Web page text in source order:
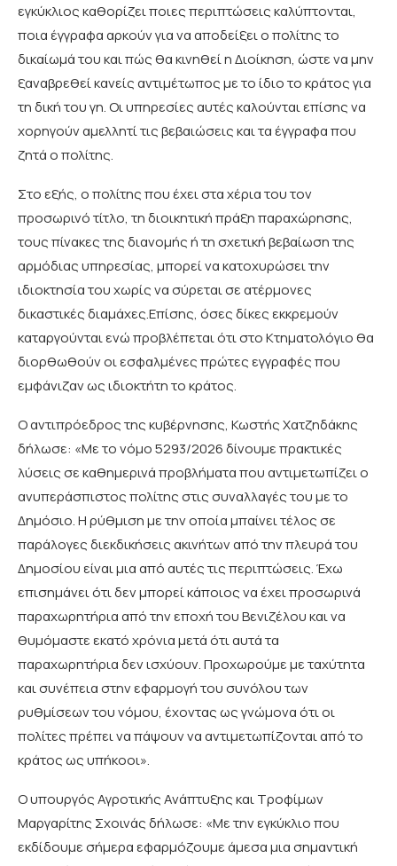
εγκύκλιος καθορίζει ποιες περιπτώσεις καλύπτονται,
ποια έγγραφα αρκούν για να αποδείξει ο πολίτης το
δικαίωμά του και πώς θα κινηθεί η Διοίκηση, ώστε να μην
ξαναβρεθεί κανείς αντιμέτωπος με το ίδιο το κράτος για
τη δική του γη. Οι υπηρεσίες αυτές καλούνται επίσης να
χορηγούν αμελλητί τις βεβαιώσεις και τα έγγραφα που
ζητά ο πολίτης.
Στο εξής, ο πολίτης που έχει στα χέρια του τον
προσωρινό τίτλο, τη διοικητική πράξη παραχώρησης,
τους πίνακες της διανομής ή τη σχετική βεβαίωση της
αρμόδιας υπηρεσίας, μπορεί να κατοχυρώσει την
ιδιοκτησία του χωρίς να σύρεται σε ατέρμονες
δικαστικές διαμάχες.Επίσης, όσες δίκες εκκρεμούν
καταργούνται ενώ προβλέπεται ότι στο Κτηματολόγιο θα
διορθωθούν οι εσφαλμένες πρώτες εγγραφές που
εμφάνιζαν ως ιδιοκτήτη το κράτος.
Ο αντιπρόεδρος της κυβέρνησης, Κωστής Χατζηδάκης
δήλωσε: «Με το νόμο 5293/2026 δίνουμε πρακτικές
λύσεις σε καθημερινά προβλήματα που αντιμετωπίζει ο
ανυπεράσπιστος πολίτης στις συναλλαγές του με το
Δημόσιο. Η ρύθμιση με την οποία μπαίνει τέλος σε
παράλογες διεκδικήσεις ακινήτων από την πλευρά του
Δημοσίου είναι μια από αυτές τις περιπτώσεις. Έχω
επισημάνει ότι δεν μπορεί κάποιος να έχει προσωρινά
παραχωρητήρια από την εποχή του Βενιζέλου και να
θυμόμαστε εκατό χρόνια μετά ότι αυτά τα
παραχωρητήρια δεν ισχύουν. Προχωρούμε με ταχύτητα
και συνέπεια στην εφαρμογή του συνόλου των
ρυθμίσεων του νόμου, έχοντας ως γνώμονα ότι οι
πολίτες πρέπει να πάψουν να αντιμετωπίζονται από το
κράτος ως υπήκοοι».
Ο υπουργός Αγροτικής Ανάπτυξης και Τροφίμων
Μαργαρίτης Σχοινάς δήλωσε: «Με την εγκύκλιο που
εκδίδουμε σήμερα εφαρμόζουμε άμεσα μια σημαντική